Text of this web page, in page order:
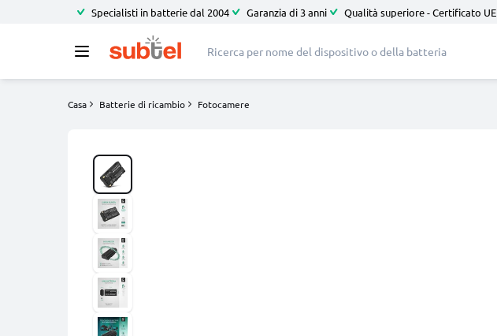
Specialisti in batterie dal 2004 Garanzia di 3 anni Qualità superiore - Certificato UE
Casa Batterie di ricambio Fotocamere